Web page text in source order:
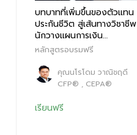
บทบาทที่เพิ่มขึ้นของตัวแทน
ประกันชีวิต สู่เส้นทางวิชาชีพ
นักวางแผนการเงิน…
หลักสูตรอบรมฟรี
คุณนโรโดม วาณิชฤดี
CFP® , CEPA®
เรียนฟรี